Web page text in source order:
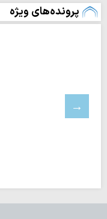
پرونده‌های ویژه